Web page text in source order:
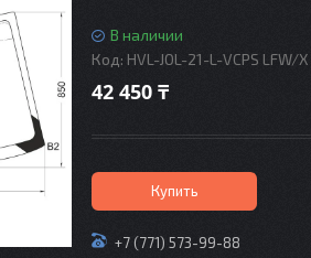
В наличии
Код: HVL-JOL-21-L-VCPS LFW/X
42 450 ₸
Купить
+7 (771) 573-99-88